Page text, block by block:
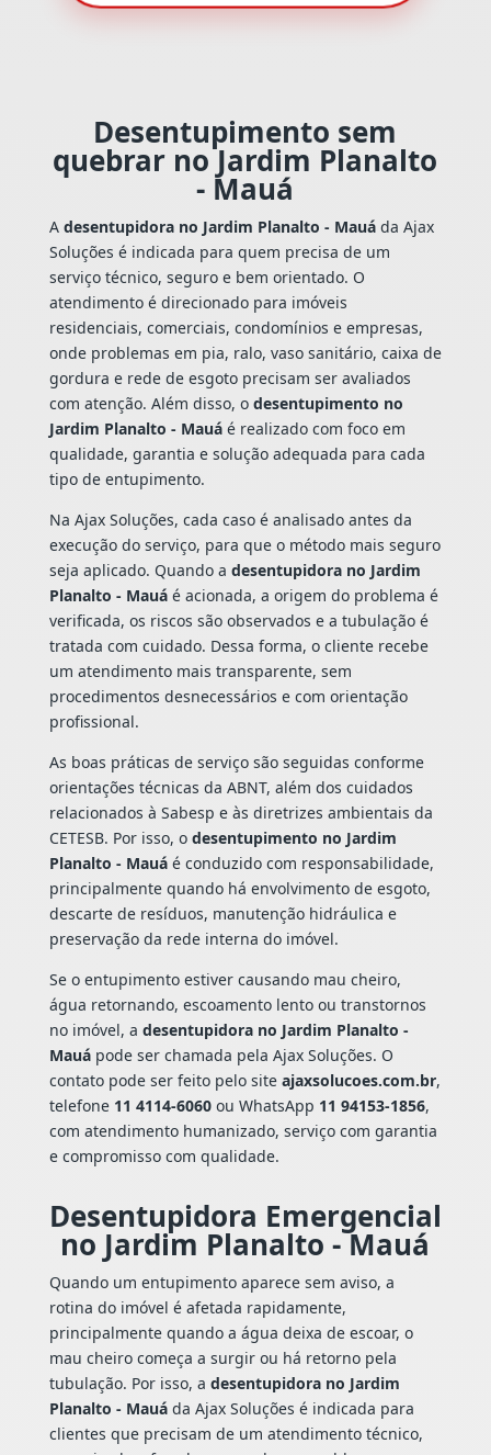
Desentupimento sem
quebrar no Jardim Planalto
- Mauá
A desentupidora no Jardim Planalto - Mauáda Ajax
Soluções é indicada para quem precisa de um
serviço técnico, seguro e bem orientado. O
atendimento é direcionado para imóveis
residenciais, comerciais, condomínios e empresas,
onde problemas em pia, ralo, vaso sanitário, caixa de
gordura e rede de esgoto precisam ser avaliados
com atenção. Além disso, o desentupimento no
Jardim Planalto - Mauáé realizado com foco em
qualidade, garantia e solução adequada para cada
tipo de entupimento.
Na Ajax Soluções, cada caso é analisado antes da
execução do serviço, para que o método mais seguro
seja aplicado. Quando a desentupidora no Jardim
Planalto - Mauáé acionada, a origem do problema é
verificada, os riscos são observados e a tubulação é
tratada com cuidado. Dessa forma, o cliente recebe
um atendimento mais transparente, sem
procedimentos desnecessários e com orientação
profissional.
As boas práticas de serviço são seguidas conforme
orientações técnicas da ABNT, além dos cuidados
relacionados à Sabesp e às diretrizes ambientais da
CETESB. Por isso, o desentupimento no Jardim
Planalto - Mauáé conduzido com responsabilidade,
principalmente quando há envolvimento de esgoto,
descarte de resíduos, manutenção hidráulica e
preservação da rede interna do imóvel.
Se o entupimento estiver causando mau cheiro,
água retornando, escoamento lento ou transtornos
no imóvel, a desentupidora no Jardim Planalto -
Mauápode ser chamada pela Ajax Soluções. O
contato pode ser feito pelo site ajaxsolucoes.com.br,
telefone 11 4114-6060ou WhatsApp 11 94153-1856,
com atendimento humanizado, serviço com garantia
e compromisso com qualidade.
Desentupidora Emergencial
no Jardim Planalto - Mauá
Quando um entupimento aparece sem aviso, a
rotina do imóvel é afetada rapidamente,
principalmente quando a água deixa de escoar, o
mau cheiro começa a surgir ou há retorno pela
tubulação. Por isso, a desentupidora no Jardim
Planalto - Mauáda Ajax Soluções é indicada para
clientes que precisam de um atendimento técnico,